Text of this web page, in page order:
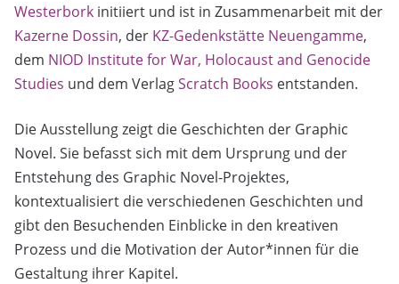
Westerbork initiiert und ist in Zusammenarbeit mit der
Kazerne Dossin, der KZ-Gedenkstätte Neuengamme,
dem NIOD Institute for War, Holocaust and Genocide
Studies und dem VerlagScratch Books entstanden.
Die Ausstellung zeigt die Geschichten der Graphic
Novel. Sie befasst sich mit dem Ursprung und der
Entstehung des Graphic Novel-Projektes,
kontextualisiert die verschiedenen Geschichten und
gibt den Besuchenden Einblicke in den kreativen
Prozess und die Motivation der Autor*innen für die
Gestaltung ihrer Kapitel.